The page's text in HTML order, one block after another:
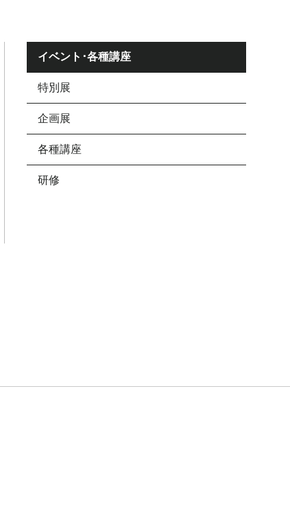
イベント･各種講座
特別展
企画展
各種講座
研修